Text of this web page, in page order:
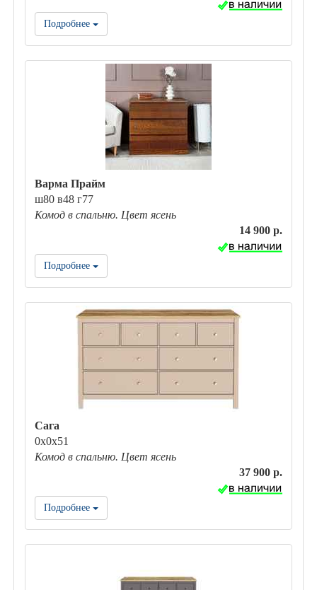
Подробнее
Варма Прайм
ш80 в48 г77
Комод в спальню. Цвет ясень
14 900 р.
Подробнее
Сага
0х0х51
Комод в спальню. Цвет ясень
37 900 р.
Подробнее